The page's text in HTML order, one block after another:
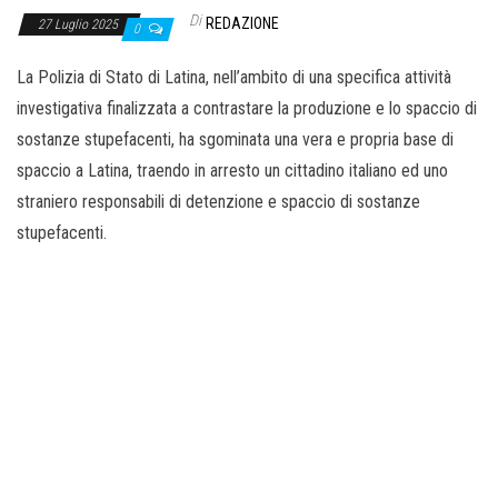
27 Luglio 2025 0 Di REDAZIONE
La Polizia di Stato di Latina, nell’ambito di una specifica attività
investigativa finalizzata a contrastare la produzione e lo spaccio di
sostanze stupefacenti, ha sgominata una vera e propria base di
spaccio a Latina, traendo in arresto un cittadino italiano ed uno
straniero responsabili di detenzione e spaccio di sostanze
stupefacenti.